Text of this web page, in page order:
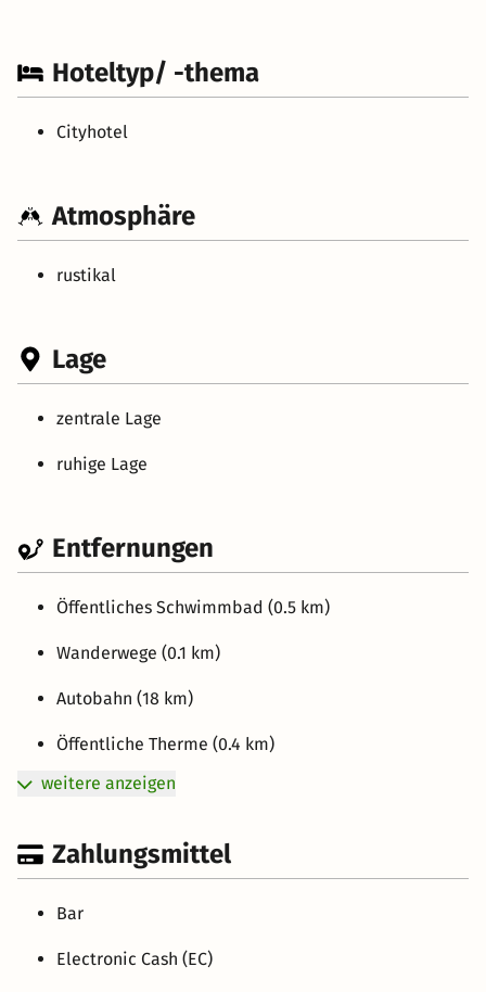
Hoteltyp/ -thema
Cityhotel
Atmosphäre
rustikal
Lage
zentrale Lage
ruhige Lage
Entfernungen
Öffentliches Schwimmbad (0.5 km)
Wanderwege (0.1 km)
Autobahn (18 km)
Öffentliche Therme (0.4 km)
weitere anzeigen
Zahlungsmittel
Bar
Electronic Cash (EC)